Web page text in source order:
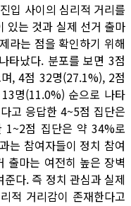
입 사이의 심리적 거리를
있는 것과 실제 선거 출마
라는 점을 확인하기 위해
타났다. 분포를 보면 3점
, 4점 32명(27.1%), 2점
명(11.0%) 순으로 나타
고 응답한 4~5점 집단은
1~2점 집단은 약 34%로
는 참여자들이 정치 참여
출마는 여전히 높은 장벽
다. 즉 정치 관심과 실제
적 거리감이 존재한다고